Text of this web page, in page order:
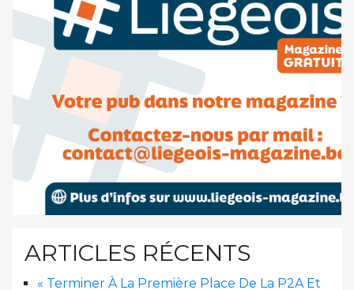
ARTICLES RÉCENTS
« Terminer À La Première Place De La P2A Et